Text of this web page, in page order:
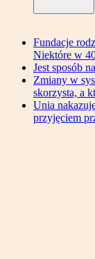
Fundacje
Niektóre w
Jest sposób
Zmiany w
skorzysta, a
Unia
przyjęciem